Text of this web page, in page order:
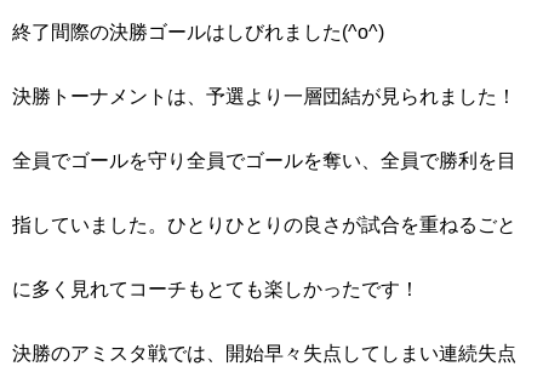
終了間際の決勝ゴールはしびれました(^o^)
決勝トーナメントは、予選より一層団結が見られました！
全員でゴールを守り全員でゴールを奪い、全員で勝利を目
指していました。ひとりひとりの良さが試合を重ねるごと
に多く見れてコーチもとても楽しかったです！
決勝のアミスタ戦では、開始早々失点してしまい連続失点